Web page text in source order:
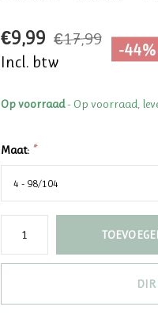
€9,99 €17,99
Incl. btw
-44%
Op voorraad- Op voorraad,
Maat: *